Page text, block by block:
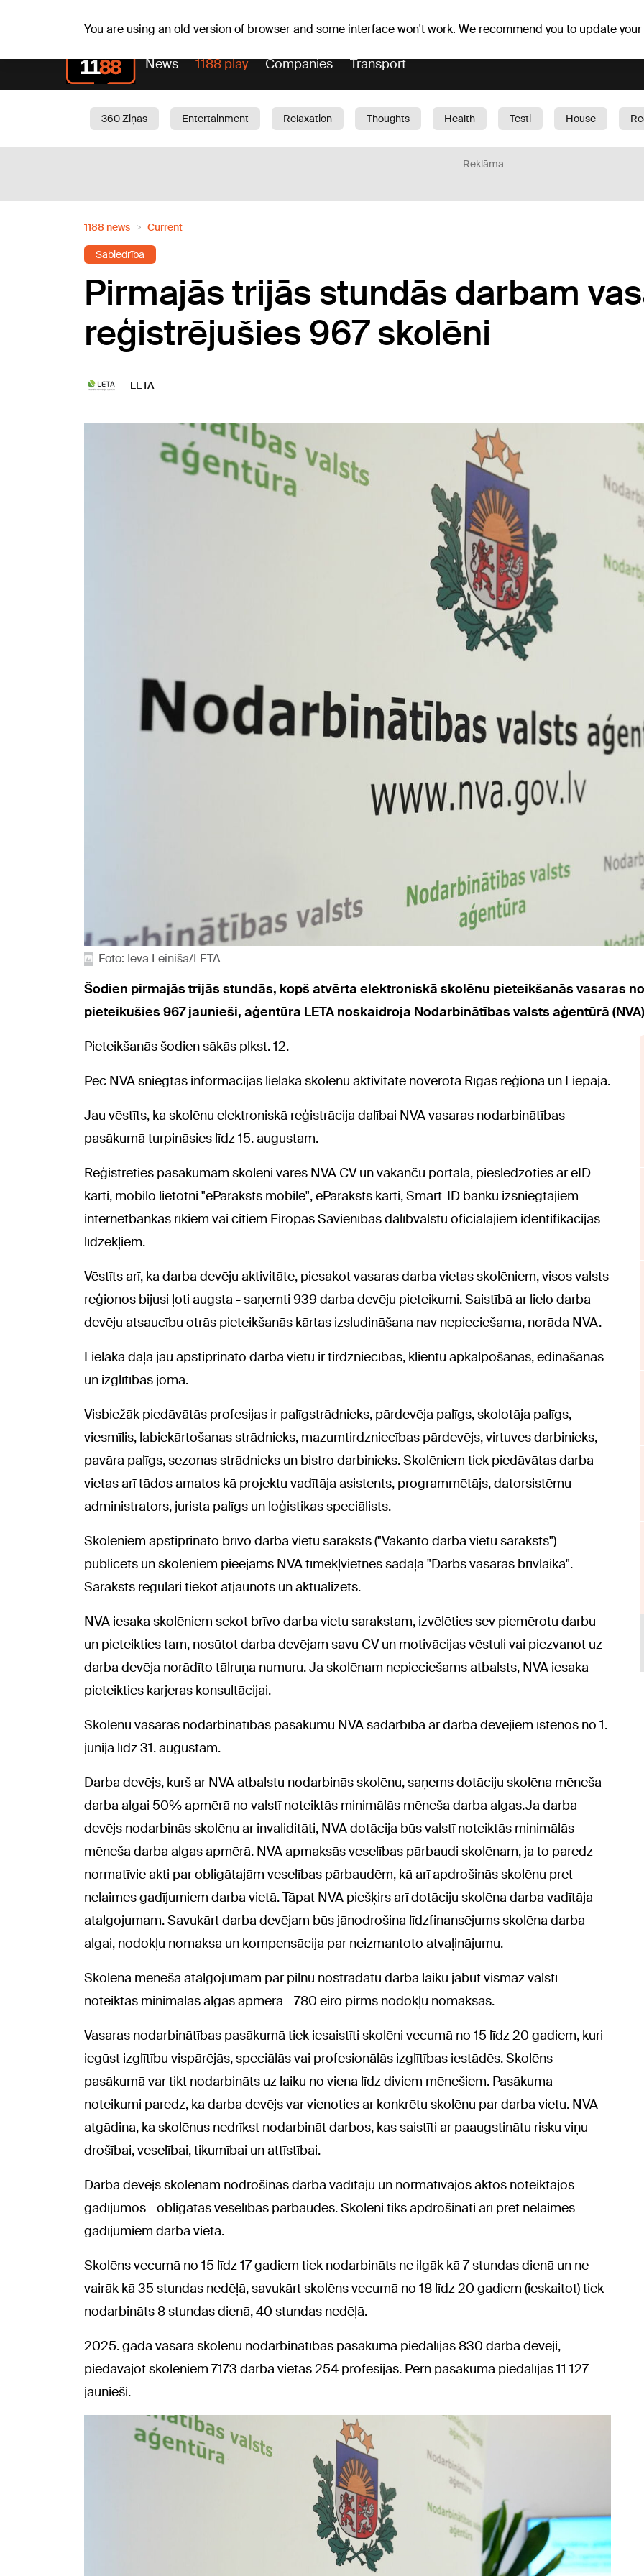
You are using an old version of browser and some interface won't work. We recommend you to update
News 1188 play Companies Transport
360 Ziņas Entertainment Relaxation Thoughts Health Testi House
Reklāma
1188 news Current
Sabiedrība
Pirmajās trijās stundās darbam
reģistrējušies 967 skolēni
LETA
Foto: Ieva Leiniša/LETA
Šodien pirmajās trijās stundās, kopš atvērta elektroniskā skolēnu pieteikšanās vasaras
pieteikušies 967 jaunieši, aģentūra LETA noskaidroja Nodarbinātības valsts aģentūrā
Pieteikšanās šodien sākās plkst. 12.
Pēc NVA sniegtās informācijas lielākā skolēnu aktivitāte novērota Rīgas reģionā un Liepājā.
Jau vēstīts, ka skolēnu elektroniskā reģistrācija dalībai NVA vasaras nodarbinātības
pasākumā turpināsies līdz 15. augustam.
Reģistrēties pasākumam skolēni varēs NVA CV un vakanču portālā, pieslēdzoties ar eID
karti, mobilo lietotni "eParaksts mobile", eParaksts karti, Smart-ID banku izsniegtajiem
internetbankas rīkiem vai citiem Eiropas Savienības dalībvalstu oficiālajiem identifikācijas
līdzekļiem.
Vēstīts arī, ka darba devēju aktivitāte, piesakot vasaras darba vietas skolēniem, visos valsts
reģionos bijusi ļoti augsta - saņemti 939 darba devēju pieteikumi. Saistībā ar lielo darba
devēju atsaucību otrās pieteikšanās kārtas izsludināšana nav nepieciešama, norāda NVA.
Lielākā daļa jau apstiprināto darba vietu ir tirdzniecības, klientu apkalpošanas, ēdināšanas
un izglītības jomā.
Visbiežāk piedāvātās profesijas ir palīgstrādnieks, pārdevēja palīgs, skolotāja palīgs,
viesmīlis, labiekārtošanas strādnieks, mazumtirdzniecības pārdevējs, virtuves darbinieks,
pavāra palīgs, sezonas strādnieks un bistro darbinieks. Skolēniem tiek piedāvātas darba
vietas arī tādos amatos kā projektu vadītāja asistents, programmētājs, datorsistēmu
administrators, jurista palīgs un loģistikas speciālists.
Skolēniem apstiprināto brīvo darba vietu saraksts ("Vakanto darba vietu saraksts")
publicēts un skolēniem pieejams NVA tīmekļvietnes sadaļā "Darbs vasaras brīvlaikā".
Saraksts regulāri tiekot atjaunots un aktualizēts.
NVA iesaka skolēniem sekot brīvo darba vietu sarakstam, izvēlēties sev piemērotu darbu
un pieteikties tam, nosūtot darba devējam savu CV un motivācijas vēstuli vai piezvanot uz
darba devēja norādīto tālruņa numuru. Ja skolēnam nepieciešams atbalsts, NVA iesaka
pieteikties karjeras konsultācijai.
Skolēnu vasaras nodarbinātības pasākumu NVA sadarbībā ar darba devējiem īstenos no 1.
jūnija līdz 31. augustam.
Darba devējs, kurš ar NVA atbalstu nodarbinās skolēnu, saņems dotāciju skolēna mēneša
darba algai 50% apmērā no valstī noteiktās minimālās mēneša darba algas.Ja darba
devējs nodarbinās skolēnu ar invaliditāti, NVA dotācija būs valstī noteiktās minimālās
mēneša darba algas apmērā. NVA apmaksās veselības pārbaudi skolēnam, ja to paredz
normatīvie akti par obligātajām veselības pārbaudēm, kā arī apdrošinās skolēnu pret
nelaimes gadījumiem darba vietā. Tāpat NVA piešķirs arī dotāciju skolēna darba vadītāja
atalgojumam. Savukārt darba devējam būs jānodrošina līdzfinansējums skolēna darba
algai, nodokļu nomaksa un kompensācija par neizmantoto atvaļinājumu.
Skolēna mēneša atalgojumam par pilnu nostrādātu darba laiku jābūt vismaz valstī
noteiktās minimālās algas apmērā - 780 eiro pirms nodokļu nomaksas.
Vasaras nodarbinātības pasākumā tiek iesaistīti skolēni vecumā no 15 līdz 20 gadiem, kuri
iegūst izglītību vispārējās, speciālās vai profesionālās izglītības iestādēs. Skolēns
pasākumā var tikt nodarbināts uz laiku no viena līdz diviem mēnešiem. Pasākuma
noteikumi paredz, ka darba devējs var vienoties ar konkrētu skolēnu par darba vietu. NVA
atgādina, ka skolēnus nedrīkst nodarbināt darbos, kas saistīti ar paaugstinātu risku viņu
drošībai, veselībai, tikumībai un attīstībai.
Darba devējs skolēnam nodrošinās darba vadītāju un normatīvajos aktos noteiktajos
gadījumos - obligātās veselības pārbaudes. Skolēni tiks apdrošināti arī pret nelaimes
gadījumiem darba vietā.
Skolēns vecumā no 15 līdz 17 gadiem tiek nodarbināts ne ilgāk kā 7 stundas dienā un ne
vairāk kā 35 stundas nedēļā, savukārt skolēns vecumā no 18 līdz 20 gadiem (ieskaitot) tiek
nodarbināts 8 stundas dienā, 40 stundas nedēļā.
2025. gada vasarā skolēnu nodarbinātības pasākumā piedalījās 830 darba devēji,
piedāvājot skolēniem 7173 darba vietas 254 profesijās. Pērn pasākumā piedalījās 11 127
jaunieši.